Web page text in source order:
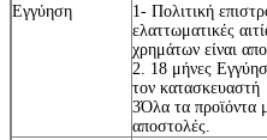
Εγγύηση
1- Πολιτική
ελαττωματικές
χρημάτων είναι
2. 18 μήνες
τον κατασκευαστή
3Όλα τα προϊόντα
αποστολές.